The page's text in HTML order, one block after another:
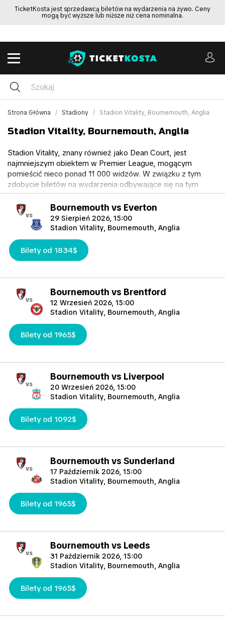
TicketKosta jest sprzedawcą biletów na wydarzenia na żywo. Ceny
mogą być wyższe lub niższe niż cena nominalna.
Strona Główna Stadiony Stadion Vitality, Bournemouth, Anglia
Stadion Vitality, Bournemouth, Anglia
Stadion Vitality, znany również jako Dean Court, jest
najmniejszym obiektem w Premier League, mogącym
pomieścić nieco ponad 11 000 widzów. W związku z tym
zdobycie biletów na wydarzenia odbywające się na tym
stadionie stanowi duże wyzwanie ze względu na ograniczoną
dostępność.
Stadion powstał w 1910 roku, zaczynając skromnie z jedną
małą trybuną, i przeszedł znaczne przemiany na przestrzeni
lat. Początkowo planowano jego rozbudowę w latach 80.,
jednak plany te nie zostały zrealizowane. W 2001 roku
uzupełniono o dobudowę trybuny południowej.
Dojazd na stadion jest prosty. Zalecanym sposobem jest
spacer z głównego stadionu w Bournemouth, przyjemny 30-
minutowy spacer z uroczymi pubami po drodze.
Alternatywnie, wygodną opcją jest podróż pociągiem ze
stacji Bournemouth do stacji Pokesdown, która jest najbliżej
vs
Bournemouth vs Everton
29 Sierpień 2026, 15:00
Stadion Vitality, Bournemouth, Anglia
Bilety od 1834$
vs
Bournemouth vs Brentford
12 Wrzesień 2026, 15:00
Stadion Vitality, Bournemouth, Anglia
Bilety od 1965$
vs
Bournemouth vs Liverpool
20 Wrzesień 2026, 15:00
Stadion Vitality, Bournemouth, Anglia
Bilety od 1092$
vs
Bournemouth vs Sunderland
17 Październik 2026, 15:00
Stadion Vitality, Bournemouth, Anglia
Bilety od 1965$
vs
Bournemouth vs Leeds
31 Październik 2026, 15:00
Stadion Vitality, Bournemouth, Anglia
Bilety od 1965$